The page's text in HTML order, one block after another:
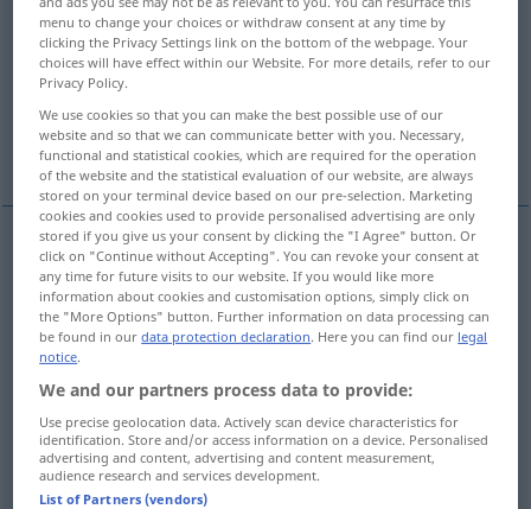
Overview of all translations
(For more details, click/tap on the translation)
плох\ой, хуже, дурной, плохой, дурен, -на, -но,
дурны
плох\ой, -а, -o schlecht
хуже,дурной KOMP schlechta Geschmack, Geruch
дурен, -на, -но, дурны schlechta Geschmack,
Geruch
плохой schlechtGedächtnis, Ernte
menu to change your choices or withdraw consent at any time by
clicking the Privacy Settings link on the bottom of the webpage. Your
choices will have effect within our Website. For more details, refer to our
Privacy Policy.
We use cookies so that you can make the best possible use of our
website and so that we can communicate better with you. Necessary,
functional and statistical cookies, which are required for the operation
of the website and the statistical evaluation of our website, are always
stored on your terminal device based on our pre-selection. Marketing
cookies and cookies used to provide personalised advertising are only
stored if you give us your consent by clicking the "I Agree" button. Or
click on "Continue without Accepting". You can revoke your consent at
any time for future visits to our website. If you would like more
information about cookies and customisation options, simply click on
the "More Options" button. Further information on data processing can
be found in ourdata protection declaration. Here you can find our legal
notice.
We and our partners process data to provide:
Use precise geolocation data. Actively scan device characteristics for
identification. Store and/or access information on a device. Personalised
advertising and content, advertising and content measurement,
audience research and services development.
List of Partners (vendors)